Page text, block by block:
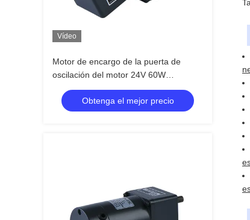
Vídeo
Motor de encargo de la puerta de
oscilación del motor 24V 60W
1500RPM del engranaje de G4BLD
4GFS130KObtenga el mejor precio